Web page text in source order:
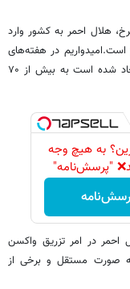
هلال احمر به کشور وارد
آبان نزدیک ۶۰ میلیون دوز است.امیدواریم در هفته‌های
پیش رو با تسریع در روندی که در واکسیناسیون ایجاد شده است به بیش از ۷۰
به هیچ وجه
"پرسش‌نامه"
در امر تزریق واکسن
به صورت مستقل و برخی از